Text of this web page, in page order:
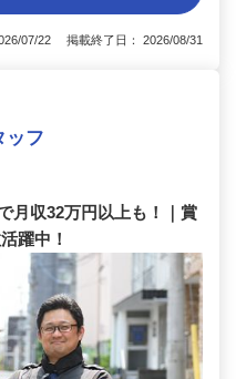
07/22 掲載終了日： 2026/08/31
ッフ
月収32万円以上も！｜賞
躍中！